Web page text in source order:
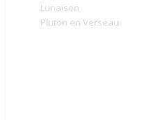
Lunaison
Pluton en Verseau